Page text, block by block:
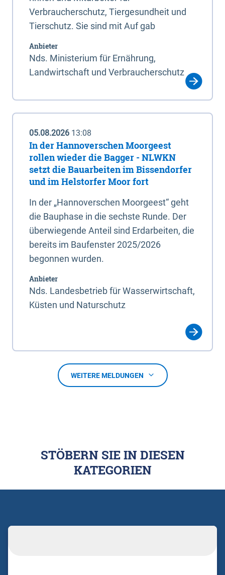
Verbraucherschutz, Tiergesundheit und
Tierschutz. Sie sind mit Auf gab
Anbieter
Nds. Ministerium für Ernährung,
Landwirtschaft und Verbraucherschutz
05.08.2026 13:08
In der Hannoverschen Moorgeest
rollen wieder die Bagger - NLWKN
setzt die Bauarbeiten im Bissendorfer
und im Helstorfer Moor fort
In der „Hannoverschen Moorgeest“ geht
die Bauphase in die sechste Runde. Der
überwiegende Anteil sind Erdarbeiten, die
bereits im Baufenster 2025/2026
begonnen wurden.
Anbieter
Nds. Landesbetrieb für Wasserwirtschaft,
Küsten und Naturschutz
WEITERE MELDUNGEN
STÖBERN SIE IN DIESEN
KATEGORIEN